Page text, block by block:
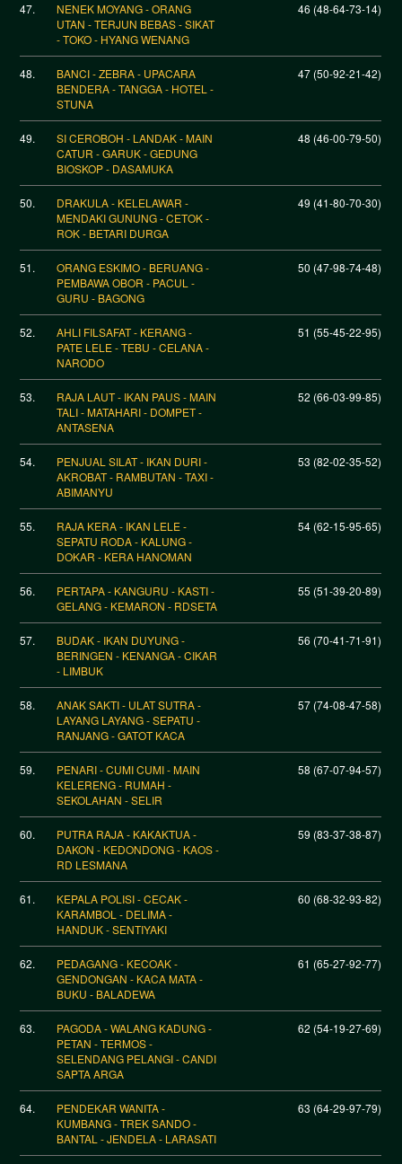
47.
NENEK MOYANG - ORANG
UTAN - TERJUN BEBAS - SIKAT
- TOKO - HYANG WENANG
46 (48-64-73-14)
48.
BANCI - ZEBRA - UPACARA
BENDERA - TANGGA - HOTEL -
STUNA
47 (50-92-21-42)
49.
SI CEROBOH - LANDAK - MAIN
CATUR - GARUK - GEDUNG
BIOSKOP - DASAMUKA
48 (46-00-79-50)
50.
DRAKULA - KELELAWAR -
MENDAKI GUNUNG - CETOK -
ROK - BETARI DURGA
49 (41-80-70-30)
51.
ORANG ESKIMO - BERUANG -
PEMBAWA OBOR - PACUL -
GURU - BAGONG
50 (47-98-74-48)
52.
AHLI FILSAFAT - KERANG -
PATE LELE - TEBU - CELANA -
NARODO
51 (55-45-22-95)
53.
RAJA LAUT - IKAN PAUS - MAIN
TALI - MATAHARI - DOMPET -
ANTASENA
52 (66-03-99-85)
54.
PENJUAL SILAT - IKAN DURI -
AKROBAT - RAMBUTAN - TAXI -
ABIMANYU
53 (82-02-35-52)
55.
RAJA KERA - IKAN LELE -
SEPATU RODA - KALUNG -
DOKAR - KERA HANOMAN
54 (62-15-95-65)
56.
PERTAPA - KANGURU - KASTI -
GELANG - KEMARON - RDSETA
55 (51-39-20-89)
57.
BUDAK - IKAN DUYUNG -
BERINGEN - KENANGA - CIKAR
- LIMBUK
56 (70-41-71-91)
58.
ANAK SAKTI - ULAT SUTRA -
LAYANG LAYANG - SEPATU -
RANJANG - GATOT KACA
57 (74-08-47-58)
59.
PENARI - CUMI CUMI - MAIN
KELERENG - RUMAH -
SEKOLAHAN - SELIR
58 (67-07-94-57)
60.
PUTRA RAJA - KAKAKTUA -
DAKON - KEDONDONG - KAOS -
RD LESMANA
59 (83-37-38-87)
61.
KEPALA POLISI - CECAK -
KARAMBOL - DELIMA -
HANDUK - SENTIYAKI
60 (68-32-93-82)
62.
PEDAGANG - KECOAK -
GENDONGAN - KACA MATA -
BUKU - BALADEWA
61 (65-27-92-77)
63.
PAGODA - WALANG KADUNG -
PETAN - TERMOS -
SELENDANG PELANGI - CANDI
SAPTA ARGA
62 (54-19-27-69)
64.
PENDEKAR WANITA -
KUMBANG - TREK SANDO -
BANTAL - JENDELA - LARASATI
63 (64-29-97-79)